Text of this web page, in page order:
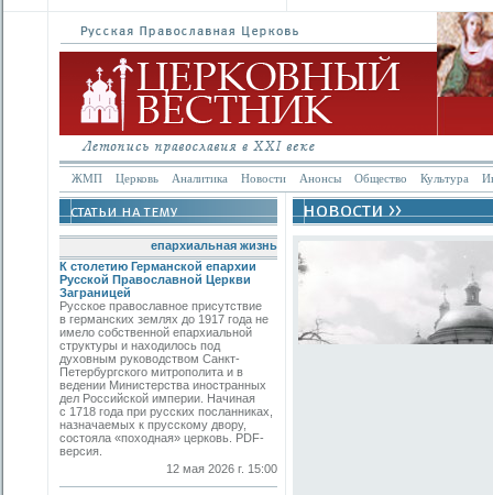
ЖМП Церковь Аналитика Новости Анонсы Общество Культура
епархиальная жизнь
К столетию Германской епархии
Русской Православной Церкви
Заграницей
Русское православное присутствие
в германских землях до 1917 года не
имело собственной епархиальной
структуры и находилось под
духовным руководством Санкт-
Петербургского митрополита и в
ведении Министерства иностранных
дел Российской империи. Начиная
с 1718 года при русских посланниках,
назначаемых к прусскому двору,
состояла «походная» церковь. PDF-
версия.
12 мая 2026 г. 15:00